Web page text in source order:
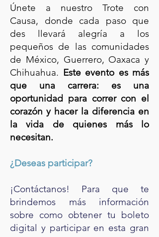
Únete a nuestro Trote con
Causa, donde cada paso que
des llevará alegría a los
pequeños de las comunidades
de México, Guerrero, Oaxaca y
Chihuahua. Este evento es más
que una carrera: es una
oportunidad para correr con el
corazón y hacer la diferencia en
la vida de quienes más lo
necesitan.
¿Deseas participar?
¡Contáctanos! Para que te
brindemos más información
sobre como obtener tu boleto
digital y participar en esta gran